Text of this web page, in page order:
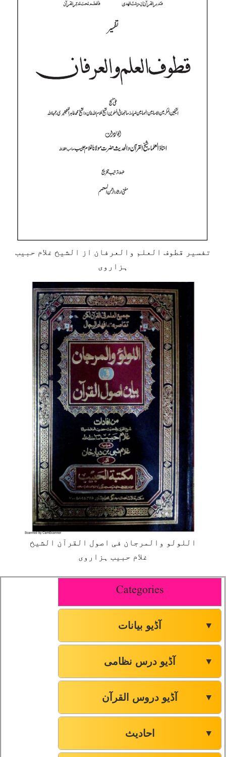
تفسیر قطوف العلم والعرفان از الشیخ غلام حبیب
ہزاروی
اللولو والمرجان فی اصول القرآن الشیخ
غلام حبیب ہزاروی
Categories
آڈیو بیانات ▼
آڈیو درس نظامی ▼
آڈیو دروس القرآن ▼
احادیث ▼